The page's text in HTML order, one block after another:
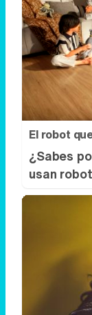
El robot
¿Sabes
usan